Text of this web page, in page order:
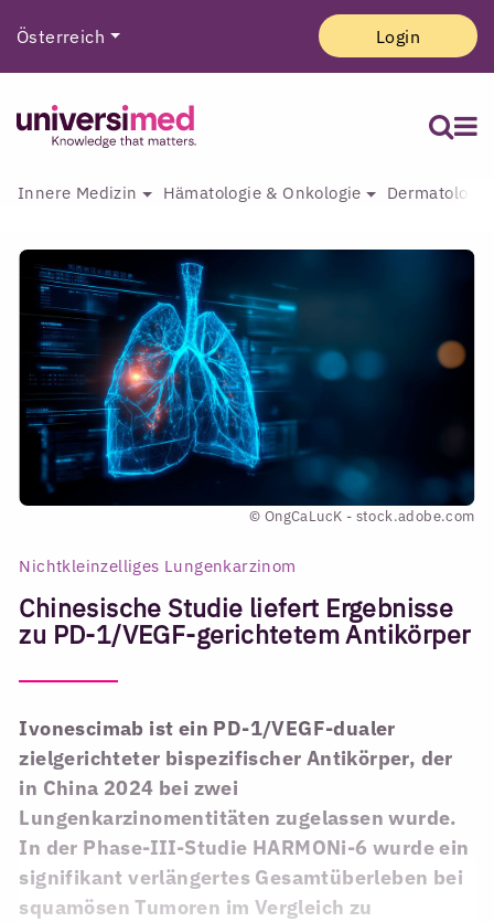
Österreich Login
Innere Medizin Hämatologie & Onkologie
© OngCaLucK - stock.adobe.com
Nichtkleinzelliges Lungenkarzinom
Chinesische Studie liefert Ergebnisse
zu PD-1/VEGF-gerichtetem Antikörper
Ivonescimab ist ein PD-1/VEGF-dualer
zielgerichteter bispezifischer Antikörper, der
in China 2024 bei zwei
Lungenkarzinomentitäten zugelassen wurde.
In der Phase-III-Studie HARMONi-6 wurde ein
signifikant verlängertes Gesamtüberleben bei
squamösen Tumoren im Vergleich zu